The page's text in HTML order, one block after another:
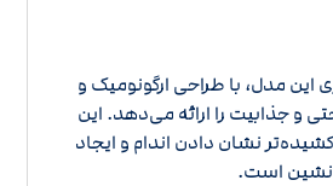
این مدل، با طراحی ارگونومیک و
و جذابیت را ارائه می‌دهد. این
نشان دادن اندام و ایجاد
است.